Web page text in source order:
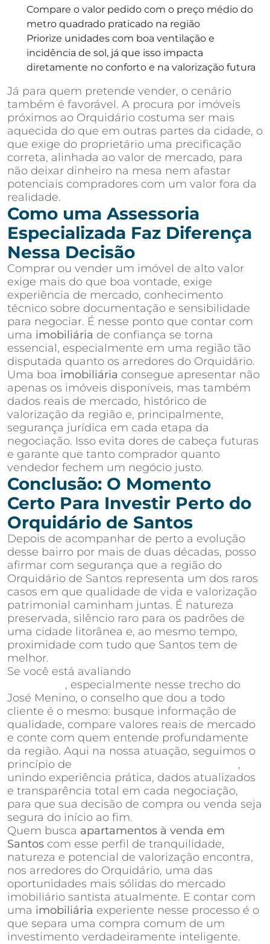
Compare o valor pedido com o preço médio do
metro quadrado praticado na região
Priorize unidades com boa ventilação e
incidência de sol, já que isso impacta
diretamente no conforto e na valorização futura
Já para quem pretende vender, o cenário
também é favorável. A procura por imóveis
próximos ao Orquidário costuma ser mais
aquecida do que em outras partes da cidade, o
que exige do proprietário uma precificação
correta, alinhada ao valor de mercado, para
não deixar dinheiro na mesa nem afastar
potenciais compradores com um valor fora da
realidade.
Como uma Assessoria
Especializada Faz Diferença
Nessa Decisão
Comprar ou vender um imóvel de alto valor
exige mais do que boa vontade, exige
experiência de mercado, conhecimento
técnico sobre documentação e sensibilidade
para negociar. É nesse ponto que contar com
uma imobiliária de confiança se torna
essencial, especialmente em uma região tão
disputada quanto os arredores do Orquidário.
Uma boa imobiliária consegue apresentar não
apenas os imóveis disponíveis, mas também
dados reais de mercado, histórico de
valorização da região e, principalmente,
segurança jurídica em cada etapa da
negociação. Isso evita dores de cabeça futuras
e garante que tanto comprador quanto
vendedor fechem um negócio justo.
Conclusão: O Momento
Certo Para Investir Perto do
Orquidário de Santos
Depois de acompanhar de perto a evolução
desse bairro por mais de duas décadas, posso
afirmar com segurança que a região do
Orquidário de Santos representa um dos raros
casos em que qualidade de vida e valorização
patrimonial caminham juntas. É natureza
preservada, silêncio raro para os padrões de
uma cidade litorânea e, ao mesmo tempo,
proximidade com tudo que Santos tem de
melhor.
Se você está avaliando
, especialmente nesse trecho do
José Menino, o conselho que dou a todo
cliente é o mesmo: busque informação de
qualidade, compare valores reais de mercado
e conte com quem entende profundamente
da região. Aqui na nossa atuação, seguimos o
princípio de
,
unindo experiência prática, dados atualizados
e transparência total em cada negociação,
para que sua decisão de compra ou venda seja
segura do início ao fim.
Quem busca apartamentos à venda em
Santos com esse perfil de tranquilidade,
natureza e potencial de valorização encontra,
nos arredores do Orquidário, uma das
oportunidades mais sólidas do mercado
imobiliário santista atualmente. E contar com
uma imobiliária experiente nesse processo é o
que separa uma compra comum de um
investimento verdadeiramente inteligente.